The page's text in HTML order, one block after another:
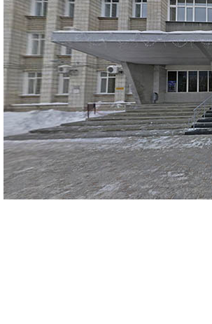
деятельность
Контакты
Мероприятия
Публикации